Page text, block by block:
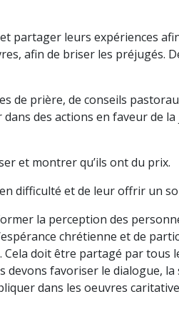
partager leurs expériences
afin de briser les préjugés.
prière, de conseils
des actions en faveur de
et montrer qu’ils ont du prix.
difficulté et de leur offrir un
la perception des
chrétienne et de
doit être partagé par tous
favoriser le dialogue,
dans les oeuvres